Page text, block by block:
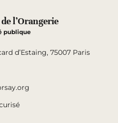
l’Orangerie
publique
d’Estaing, 75007 Paris